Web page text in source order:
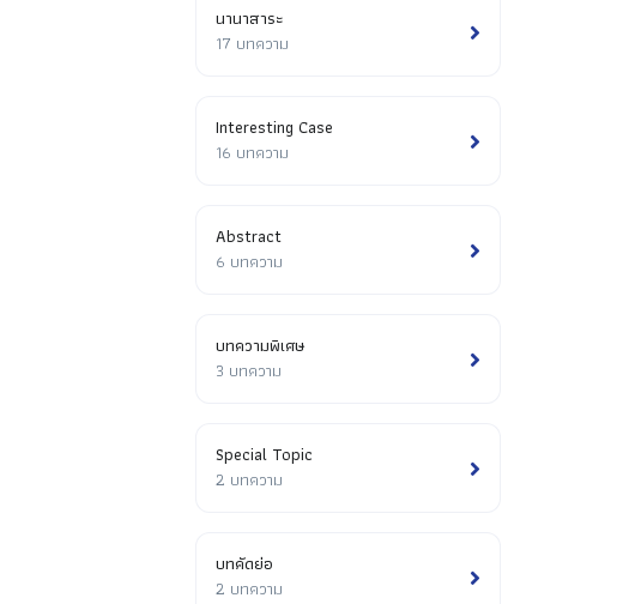
นานาสาระ
17 บทความ
Interesting Case
16 บทความ
Abstract
6 บทความ
บทความพิเศษ
3 บทความ
Special Topic
2 บทความ
บทคัดย่อ
2 บทความ